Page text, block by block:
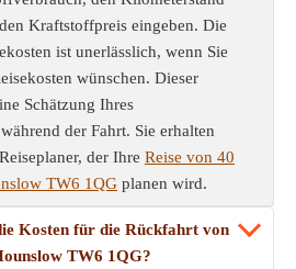
Kraftstoffpreis eingeben. Die
ist unerlässlich, wenn Sie
wünschen. Dieser
Schätzung Ihres
der Fahrt. Sie erhalten
der Ihre Reise von 40
TW6 1QG planen wird.
Kosten für die Rückfahrt von
TW6 1QG?